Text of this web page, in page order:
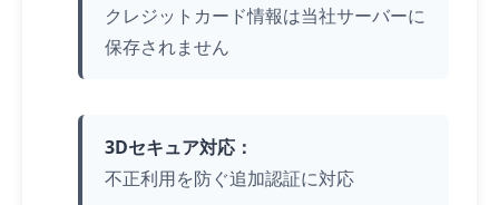
クレジットカード情報は当社サーバーに
保存されません
3Dセキュア対応：
不正利用を防ぐ追加認証に対応